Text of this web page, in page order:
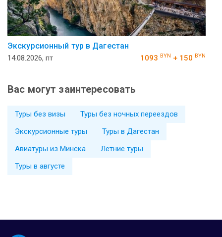
Экскурсионный тур в Дагестан
14.08.2026, пт 1093 BYN + 150 BYN
Вас могут заинтересовать
Туры без визы
Туры без ночных переездов
Экскурсионные туры
Туры в Дагестан
Авиатуры из Минска
Летние туры
Туры в августе